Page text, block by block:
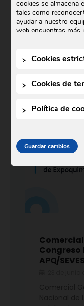
La nueva
refuerza el
el planeta,
Congreso
APQ/
cookies se almacena
tales como
ayudar a nuestro
web encuentras más
Cookies
Cookies de
Política de
Guardar cambios